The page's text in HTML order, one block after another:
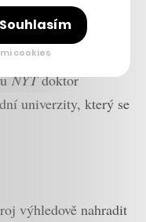
pravdu. Čistě z
oblast zjišťování
Proč jsme to my
NYTdoktor
univerzity, který se
výhledově nahradit
Souhlasím
cookies